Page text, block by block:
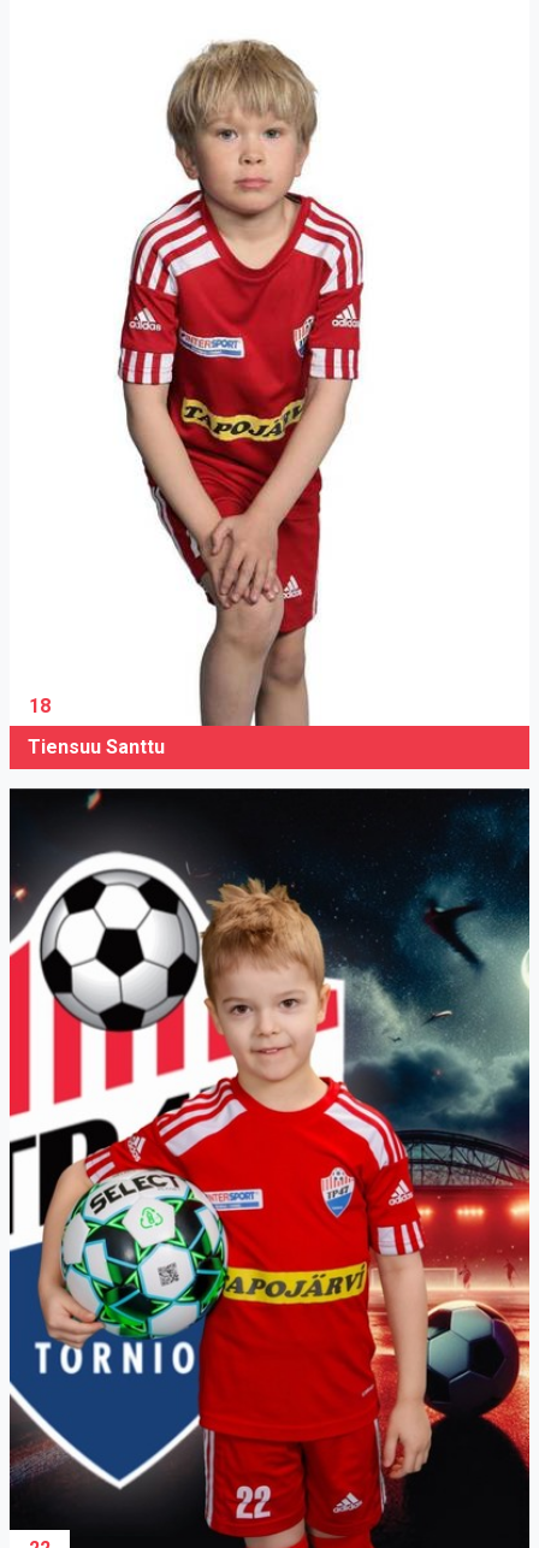
18
Tiensuu Santtu